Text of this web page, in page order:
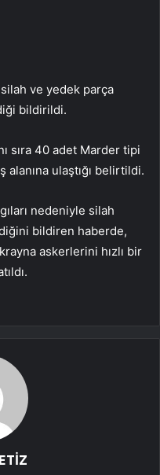
silah ve yedek parça
bildirildi.
sıra 40 adet Marder tipi
alanına ulaştığı belirtildi.
nedeniyle silah
bildiren haberde,
askerlerini hızlı bir